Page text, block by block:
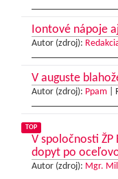
Iontové nápoje
Autor (zdroj):
V auguste
Autor (zdroj): Ppam|
TOP
V spoločnosti ŽP
dopyt po
Autor (zdroj): Mgr.